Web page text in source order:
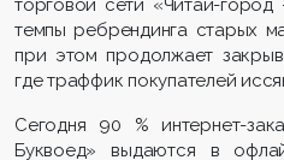
торговой сети «Читай-
темпы ребрендинга старых
при этом продолжает
где траффик покупателей
Сегодня 90 % интернет-
Буквоед» выдаются в